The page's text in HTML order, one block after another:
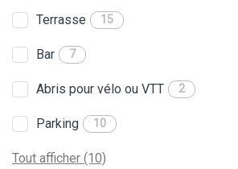
Terrasse 15
Bar 7
Abris pour vélo ou VTT 2
Parking 10
Tout afficher (10)